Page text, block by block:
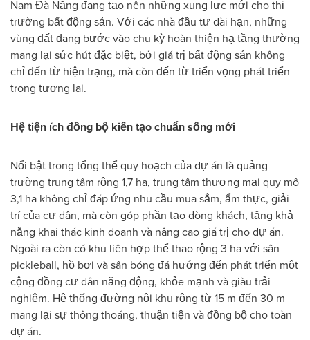
Nam Đà Nẵng đang tạo nên những xung lực mới cho thị
trường bất động sản. Với các nhà đầu tư dài hạn, những
vùng đất đang bước vào chu kỳ hoàn thiện hạ tầng thường
mang lại sức hút đặc biệt, bởi giá trị bất động sản không
chỉ đến từ hiện trạng, mà còn đến từ triển vọng phát triển
trong tương lai.
Hệ tiện ích đồng bộ kiến tạo chuẩn sống mới
Nổi bật trong tổng thể quy hoạch của dự án là quảng
trường trung tâm rộng 1,7 ha, trung tâm thương mại quy mô
3,1 ha không chỉ đáp ứng nhu cầu mua sắm, ẩm thực, giải
trí của cư dân, mà còn góp phần tạo dòng khách, tăng khả
năng khai thác kinh doanh và nâng cao giá trị cho dự án.
Ngoài ra còn có khu liên hợp thể thao rộng 3 ha với sân
pickleball, hồ bơi và sân bóng đá hướng đến phát triển một
cộng đồng cư dân năng động, khỏe mạnh và giàu trải
nghiệm. Hệ thống đường nội khu rộng từ 15 m đến 30 m
mang lại sự thông thoáng, thuận tiện và đồng bộ cho toàn
dự án.